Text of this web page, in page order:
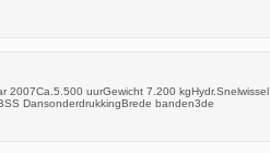
2007Ca.5.500 uurGewicht 7.200 kgHydr.Snelwissel
DansonderdrukkingBrede banden3de